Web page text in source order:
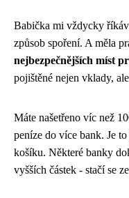
Babička mi vždycky
způsob spoření. A měla
nejbezpečnějších míst
pojištěné nejen vklady,
Máte našetřeno víc než
peníze do více bank. Je
košíku. Některé banky
vyšších částek - stačí se